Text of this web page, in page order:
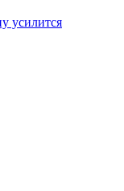
усилится